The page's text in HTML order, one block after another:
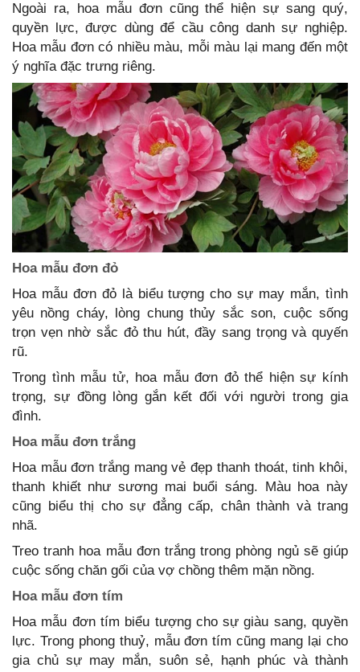
Ngoài ra, hoa mẫu đơn cũng thể hiện sự sang quý,
quyền lực, được dùng để cầu công danh sự nghiệp.
Hoa mẫu đơn có nhiều màu, mỗi màu lại mang đến một
ý nghĩa đặc trưng riêng.
Hoa mẫu đơn đỏ
Hoa mẫu đơn đỏ là biểu tượng cho sự may mắn, tình
yêu nồng cháy, lòng chung thủy sắc son, cuộc sống
trọn vẹn nhờ sắc đỏ thu hút, đầy sang trọng và quyến
rũ.
Trong tình mẫu tử, hoa mẫu đơn đỏ thể hiện sự kính
trọng, sự đồng lòng gắn kết đối với người trong gia
đình.
Hoa mẫu đơn trắng
Hoa mẫu đơn trắng mang vẻ đẹp thanh thoát, tinh khôi,
thanh khiết như sương mai buổi sáng. Màu hoa này
cũng biểu thị cho sự đẳng cấp, chân thành và trang
nhã.
Treo tranh hoa mẫu đơn trắng trong phòng ngủ sẽ giúp
cuộc sống chăn gối của vợ chồng thêm mặn nồng.
Hoa mẫu đơn tím
Hoa mẫu đơn tím biểu tượng cho sự giàu sang, quyền
lực. Trong phong thuỷ, mẫu đơn tím cũng mang lại cho
gia chủ sự may mắn, suôn sẻ, hạnh phúc và thành